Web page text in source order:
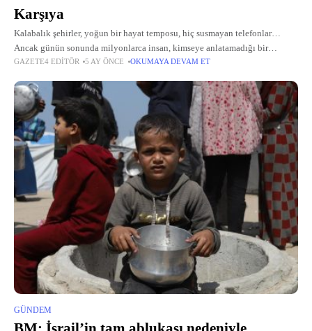
Karşıya
Kalabalık şehirler, yoğun bir hayat temposu, hiç susmayan telefonlar…
Ancak günün sonunda milyonlarca insan, kimseye anlatamadığı bir
duyguyla baş başa kalıyor: Yalnızlık…
GAZETE4 EDITÖR 5 AY ÖNCE OKUMAYA DEVAM ET
GÜNDEM